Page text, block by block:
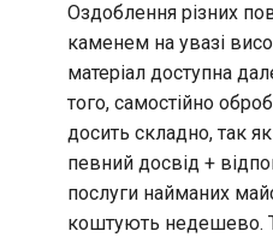
Оздоблення різних
каменем на увазі
матеріал доступна
того, самостійно
досить складно, так
певний досвід +
послуги найманих
коштують недешево.